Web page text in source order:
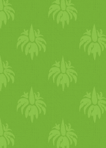
meleg
hozzá a
alatta a
öntsük a
öntsünk